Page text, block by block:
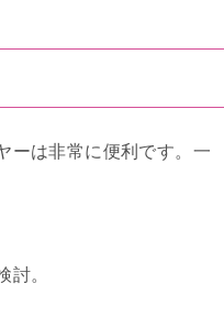
ーは非常に便利です。一
討。